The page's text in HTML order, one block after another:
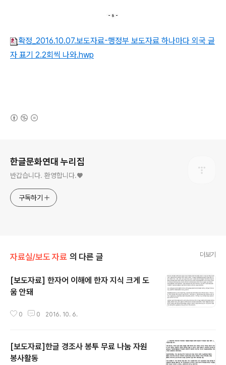
확정_2016.10.07.보도자료-행정부 보도자료 하나마다 외국 글
자 표기 2.2회씩 나와.hwp
한글문화연대 누리집
반갑습니다. 환영합니다.♥
구독하기
자료실/보도 자료 의 다른 글 더보기
[보도자료] 한자어 이해에 한자 지식 크게 도
움 안돼
0 0 2016. 10. 6.
[보도자료]한글 경조사 봉투 무료 나눔 자원
봉사활동